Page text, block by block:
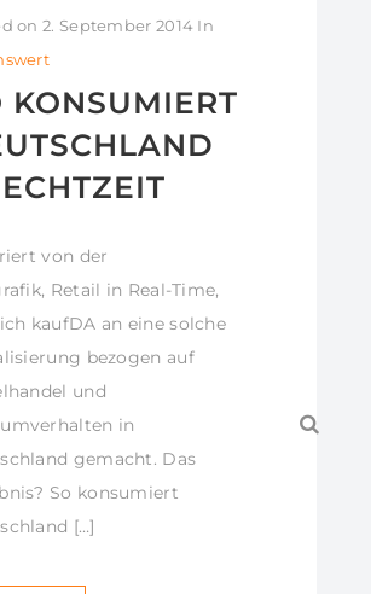
on 2. September 2014 In
KONSUMIERT
von der
Retail in Real-Time,
kaufDA an eine solche
bezogen auf
und
in
gemacht. Das
So konsumiert
[…]